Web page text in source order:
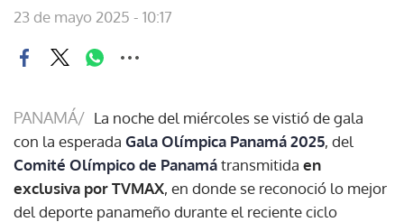
23 de mayo 2025 - 10:17
PANAMÁ/ La noche del miércoles se vistió de gala
con la esperada Gala Olímpica Panamá 2025, del
Comité Olímpico de Panamátransmitida en
exclusiva por TVMAX, en donde se reconoció lo mejor
del deporte panameño durante el reciente ciclo